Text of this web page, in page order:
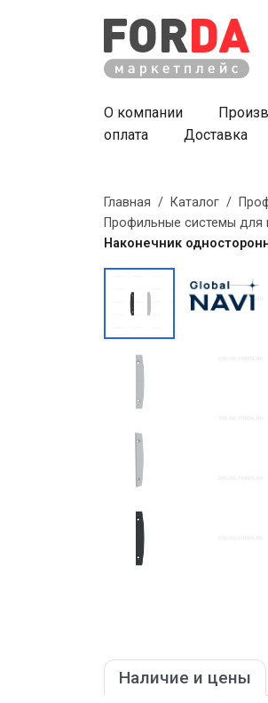
О компании
оплата
Доставка
Главная / Каталог /
Профильные системы для
Наконечник
Наличие и цены